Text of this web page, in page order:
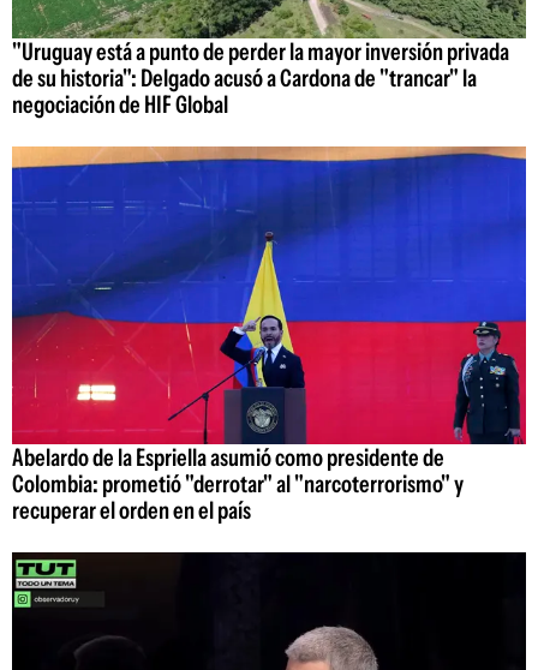
"Uruguay está a punto de perder la mayor inversión privada
de su historia": Delgado acusó a Cardona de "trancar" la
negociación de HIF Global
Abelardo de la Espriella asumió como presidente de
Colombia: prometió "derrotar" al "narcoterrorismo" y
recuperar el orden en el país